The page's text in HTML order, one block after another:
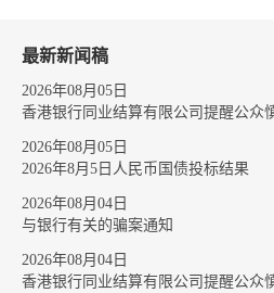
最新新闻稿
2026年08月05日
香港银行同业结算有限公司提醒公众
2026年08月05日
2026年8月5日人民币国债投标结果
2026年08月04日
与银行有关的骗案通知
2026年08月04日
香港银行同业结算有限公司提醒公众